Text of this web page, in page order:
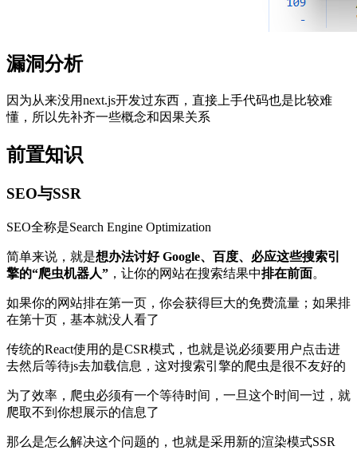
漏洞分析
因为从来没用next.js开发过东西，直接上手代码也是比较难
懂，所以先补齐一些概念和因果关系
前置知识
SEO与SSR
SEO全称是Search Engine Optimization
简单来说，就是想办法讨好 Google、百度、必应这些搜索引
擎的“爬虫机器人” ，让你的网站在搜索结果中排在前面。
如果你的网站排在第一页，你会获得巨大的免费流量；如果排
在第十页，基本就没人看了
传统的React使用的是CSR模式，也就是说必须要用户点击进
去然后等待js去加载信息，这对搜索引擎的爬虫是很不友好的
为了效率，爬虫必须有一个等待时间，一旦这个时间一过，就
爬取不到你想展示的信息了
那么是怎么解决这个问题的，也就是采用新的渲染模式SSR